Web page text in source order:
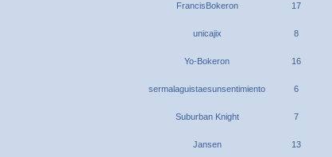
FrancisBokeron 17
unicajix 8
Yo-Bokeron 16
sermalaguistaesunsentimiento 6
Suburban Knight 7
Jansen 13